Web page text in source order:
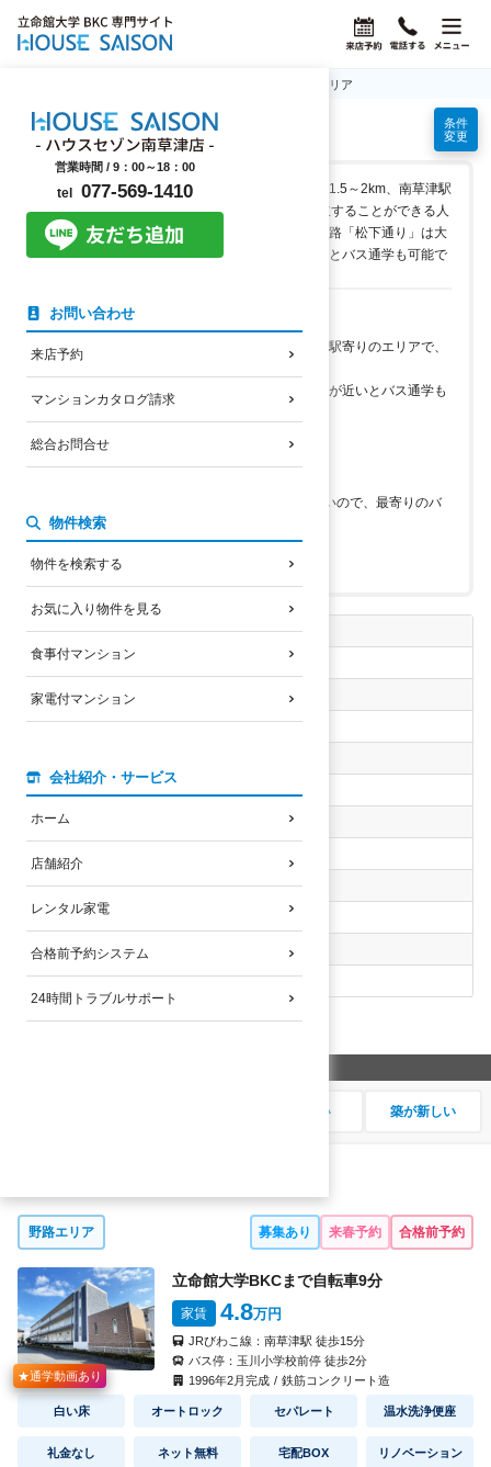
営業時間 / 9：00～18：00
tel 077-569-1410
お問い合わせ
来店予約
マンションカタログ請求
総合お問合せ
物件検索
物件を検索する
お気に入り物件を見る
食事付マンション
家電付マンション
会社紹介・サービス
ホーム
店舗紹介
レンタル家電
合格前予約システム
24時間トラブルサポート
野路エリア
野路エリアの学生マンション
立命館大学と南草津駅の中間地点です。大学まで1.5～2km、南草津駅
前までは徒歩15分前後です。通学と利便性を両立することができる人
気エリアです。立命館大学と南草津駅を結ぶ通学路「松下通り」は大
学行きのバスが往来しております。バス停が近いとバス通学も可能で
このエリアのメリット
立命館大学と南草津駅の中間地点の中でもやや駅寄りのエリアで、
通学路の松下通りはバス路線でもあり、バス停が近いとバス通学も
スーパーやコンビニ、定食屋や内科がある
8時台のバスは南草津駅で満車になることが多いので、最寄りのバ
ス停で乗車できないことがある
家賃がやや高い
中途半端な立地という意見もある
自転車の通学時間
指定なし
南草津駅まで徒歩時間
指定なし
選択したエリア
野路エリア
選択した設備・特徴
未選択
物件名検索
なし
検索結果 19 件
駅に近い 築が新しい
野路エリア 募集あり 来春予約 合格前予約
★通学動画あり
立命館大学BKCまで自転車9分
家賃 4.8万円
JRびわこ線： 南草津駅 徒歩15分
バス停： 玉川小学校前停徒歩2分
1996年2月完成 / 鉄筋コンクリート造
白い床 オートロック セパレート 温水洗浄便座
礼金なし ネット無料 宅配BOX リノベーション
条件
変更